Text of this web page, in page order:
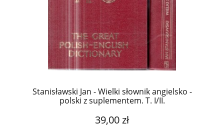
Stanisławski Jan - Wielki słownik angielsko -
polski z suplementem. T. I/II.
39,00 zł